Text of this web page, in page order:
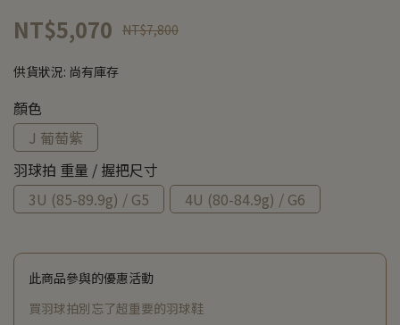
NT$5,070 NT$7,800
供貨狀況: 尚有庫存
顏色
J 葡萄紫
羽球拍 重量 / 握把尺寸
3U (85-89.9g) / G5
4U (80-84.9g) / G6
此商品參與的優惠活動
買羽球拍別忘了超重要的羽球鞋